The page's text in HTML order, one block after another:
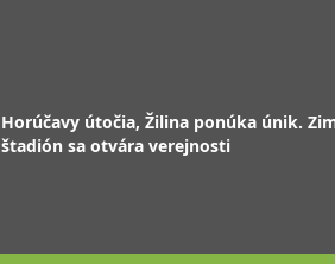
Horúčavy útočia, Žilina ponúka únik.
štadión sa otvára verejnosti